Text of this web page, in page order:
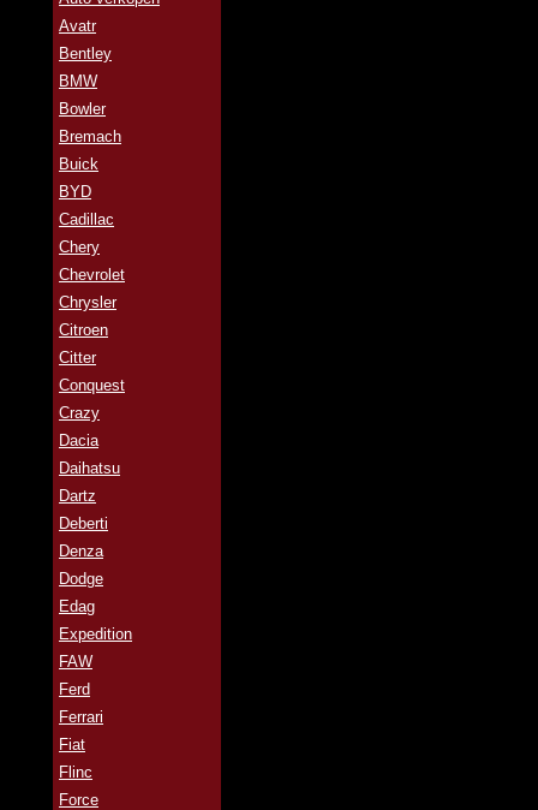
Avatr
Bentley
BMW
Bowler
Bremach
Buick
BYD
Cadillac
Chery
Chevrolet
Chrysler
Citroen
Citter
Conquest
Crazy
Dacia
Daihatsu
Dartz
Deberti
Denza
Dodge
Edag
Expedition
FAW
Ferd
Ferrari
Fiat
Flinc
Force